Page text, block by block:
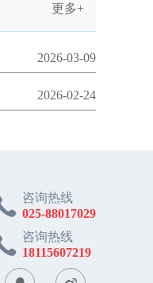
更多+
2026-03-09
2026-02-24
咨询热线
025-88017029
咨询热线
18115607219